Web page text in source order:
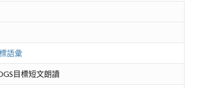
語彙
目標短文朗讀